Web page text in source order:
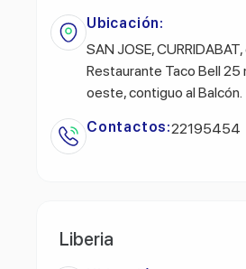
Ubicación:
SAN JOSE, CURRIDABAT,
Restaurante Taco Bell 25
oeste, contiguo al Balcón.
Contactos:22195454
Liberia